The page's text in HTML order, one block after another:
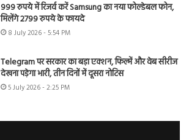
999 रुपये में रिजर्व करें Samsung का नया फोल्डेबल फोन,
मिलेंगे 2799 रुपये के फायदे
8 July 2026 - 5:54 PM
Telegram पर सरकार का बड़ा एक्शन, फिल्में और वेब सीरीज
देखना पड़ेगा भारी, तीन दिनों में दूसरा नोटिस
5 July 2026 - 2:25 PM